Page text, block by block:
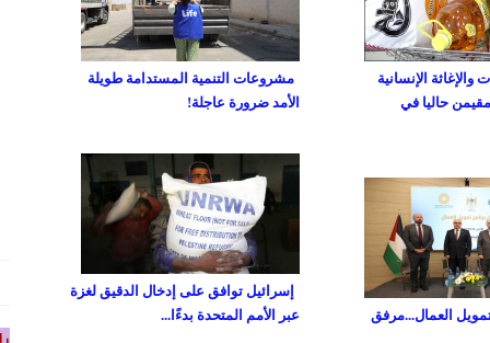
الإنسانية
حاليا في
العمال...مرفق
مشروعات التنمية المستدامة طويلة
الأمد ضرورة عاجلة!
إسرائيل توافق على إدخال الدقيق لغزة
عبر الأمم المتحدة بدءًا...